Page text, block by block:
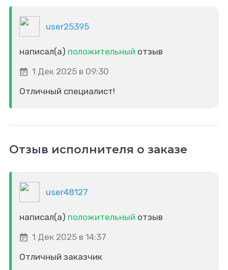
user25395
написал(а) положительный отзыв
1 Дек 2025 в 09:30
Отличный специалист!
Отзыв исполнителя о заказе
user48127
написал(а) положительный отзыв
1 Дек 2025 в 14:37
Отличный заказчик